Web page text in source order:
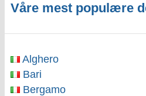
Våre mest populære
Alghero
Bari
Bergamo